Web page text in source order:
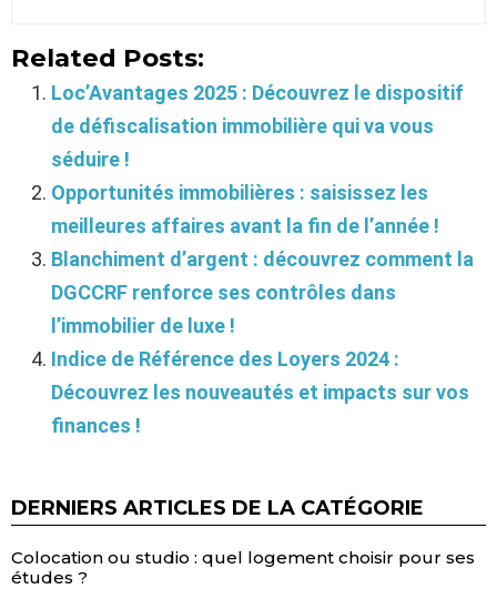
Related Posts:
Loc’Avantages 2025 : Découvrez le dispositif
de défiscalisation immobilière qui va vous
séduire !
Opportunités immobilières : saisissez les
meilleures affaires avant la fin de l’année !
Blanchiment d’argent : découvrez comment la
DGCCRF renforce ses contrôles dans
l’immobilier de luxe !
Indice de Référence des Loyers 2024 :
Découvrez les nouveautés et impacts sur vos
finances !
DERNIERS ARTICLES DE LA CATÉGORIE
Colocation ou studio : quel logement choisir pour ses
études ?